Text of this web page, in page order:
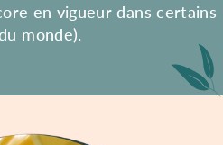
en vigueur dans certains
monde).